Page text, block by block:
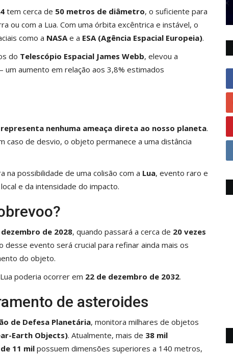
tem cerca de 50 metros de diâmetro, o suficiente para
ou com a Lua. Com uma órbita excêntrica e instável, o
como a NASA e a ESA (Agência Espacial Europeia).
do Telescópio Espacial James Webb, elevou a
um aumento em relação aos 3,8% estimados
nenhuma ameaça direta ao nosso planeta.
caso de desvio, o objeto permanece a uma distância
na possibilidade de uma colisão com a Lua, evento raro e
e da intensidade do impacto.
dezembro de 2028, quando passará a cerca de 20 vezes
desse evento será crucial para refinar ainda mais os
do objeto.
poderia ocorrer em 22 de dezembro de 2032.
de asteroides
de Defesa Planetária, monitora milhares de objetos
Earth Objects). Atualmente, mais de 38 mil
11 milpossuem dimensões superiores a 140 metros,